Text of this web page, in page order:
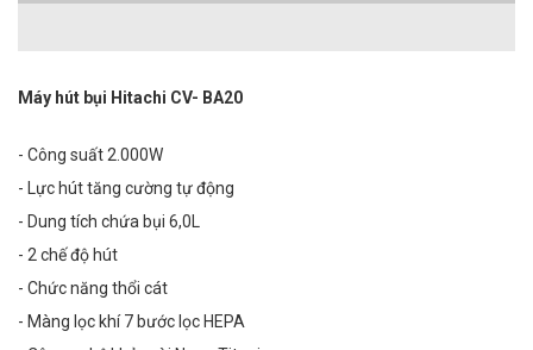
Máy hút bụi Hitachi CV- BA20
- Công suất 2.000W
- Lực hút tăng cường tự động
- Dung tích chứa bụi 6,0L
- 2 chế độ hút
- Chức năng thổi cát
- Màng lọc khí 7 bước lọc HEPA